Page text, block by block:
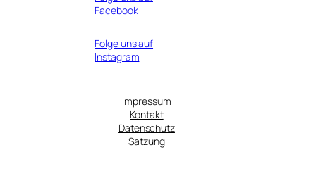
Facebook
Folge uns auf
Instagram
Impressum
Kontakt
Datenschutz
Satzung